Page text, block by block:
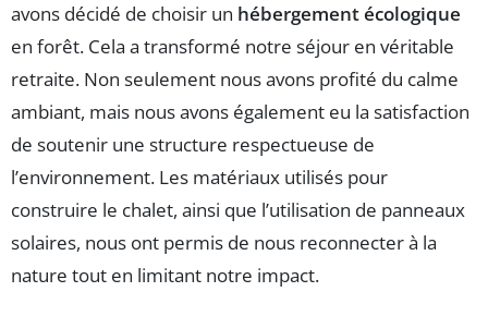
avons décidé de choisir un hébergement écologique
en forêt. Cela a transformé notre séjour en véritable
retraite. Non seulement nous avons profité du calme
ambiant, mais nous avons également eu la satisfaction
de soutenir une structure respectueuse de
l’environnement. Les matériaux utilisés pour
construire le chalet, ainsi que l’utilisation de panneaux
solaires, nous ont permis de nous reconnecter à la
nature tout en limitant notre impact.